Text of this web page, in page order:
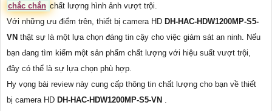
chắc chắn chất lượng hình ảnh vượt trội.
Với những ưu điểm trên, thiết bị camera HD DH-HAC-HDW1200MP-S5-
VN thật sự là một lựa chọn đáng tin cậy cho việc giám sát an ninh. Nếu
bạn đang tìm kiếm một sản phẩm chất lượng với hiệu suất vượt trội,
đây có thể là sự lựa chọn phù hợp.
Hy vọng bài review này cung cấp thông tin chất lượng cho bạn về thiết
bị camera HD DH-HAC-HDW1200MP-S5-VN